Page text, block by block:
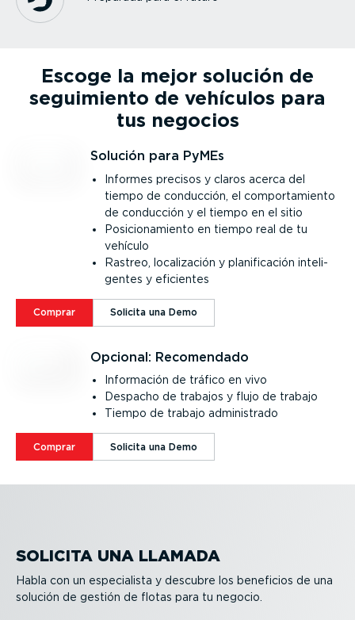
Escoge la mejor solución de
seguimiento de vehículos para
tus negocios
Solución para PyMEs
Informes precisos y claros acerca del
tiempo de conducción, el compor­ta­miento
de conducción y el tiempo en el sitio
Posicio­na­miento en tiempo real de tu
vehículo
Rastreo, locali­zación y plani­fi­cación inteli­
gentes y eficientes
Comprar Solicita una Demo
Opcional: Recomendado
Información de tráfico en vivo
Despacho de trabajos y flujo de trabajo
Tiempo de trabajo adminis­trado
Comprar Solicita una Demo
SOLICITA UNA LLAMADA
Habla con un especia­lista y descubre los beneficios de una
solución de gestión de flotas para tu negocio.